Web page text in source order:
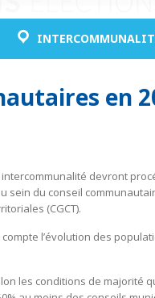
en
devront
sein du conseil
(CGCT).
l’évolution des
les conditions de majorité